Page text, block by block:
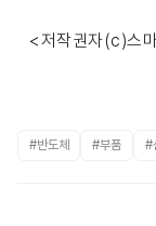
<저작권자(c)스
#반도체 #부품 #